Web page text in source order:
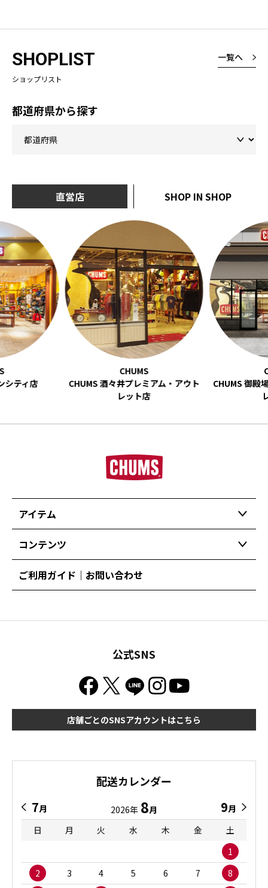
SHOPLIST
ショップリスト
一覧へ
都道府県から探す
直営店 SHOP IN SHOP
シティ店
CHUMS 酒々井プレミアム・アウト
レット店
CHUMS 御殿
アイテム
コンテンツ
ご利用ガイド｜お問い合わせ
公式SNS
店舗ごとのSNSアカウントはこちら
配送カレンダー
7月 2026年 8月 9月
日
月 火 水 木 金
土
1
2
3 4 5 6 7 8